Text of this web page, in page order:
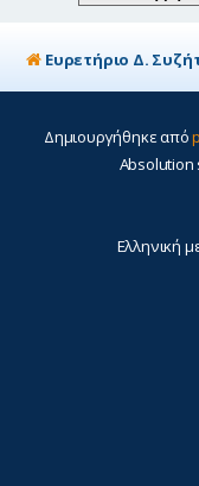
Ευρετήριο Δ.
Δημιουργήθηκε από
Absolution
Ελληνική